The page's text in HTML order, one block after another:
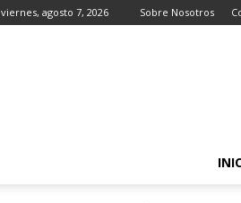
viernes, agosto 7, 2026 Sobre Nosotros